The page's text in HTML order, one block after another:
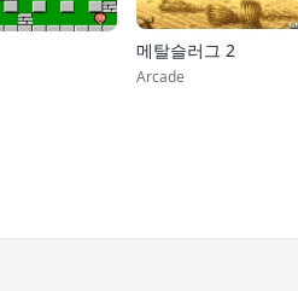
메탈슬러그 2
Arcade